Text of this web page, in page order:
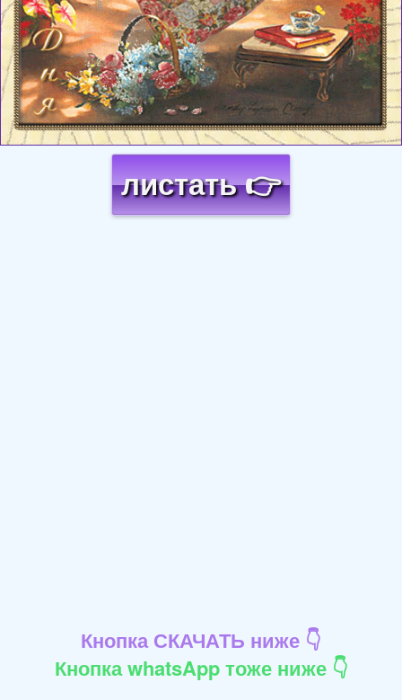
листать 👉
Кнопка СКАЧАТЬ ниже 👇
Кнопка whatsApp тоже ниже 👇